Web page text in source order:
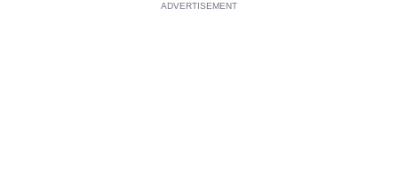
ADVERTISEMENT